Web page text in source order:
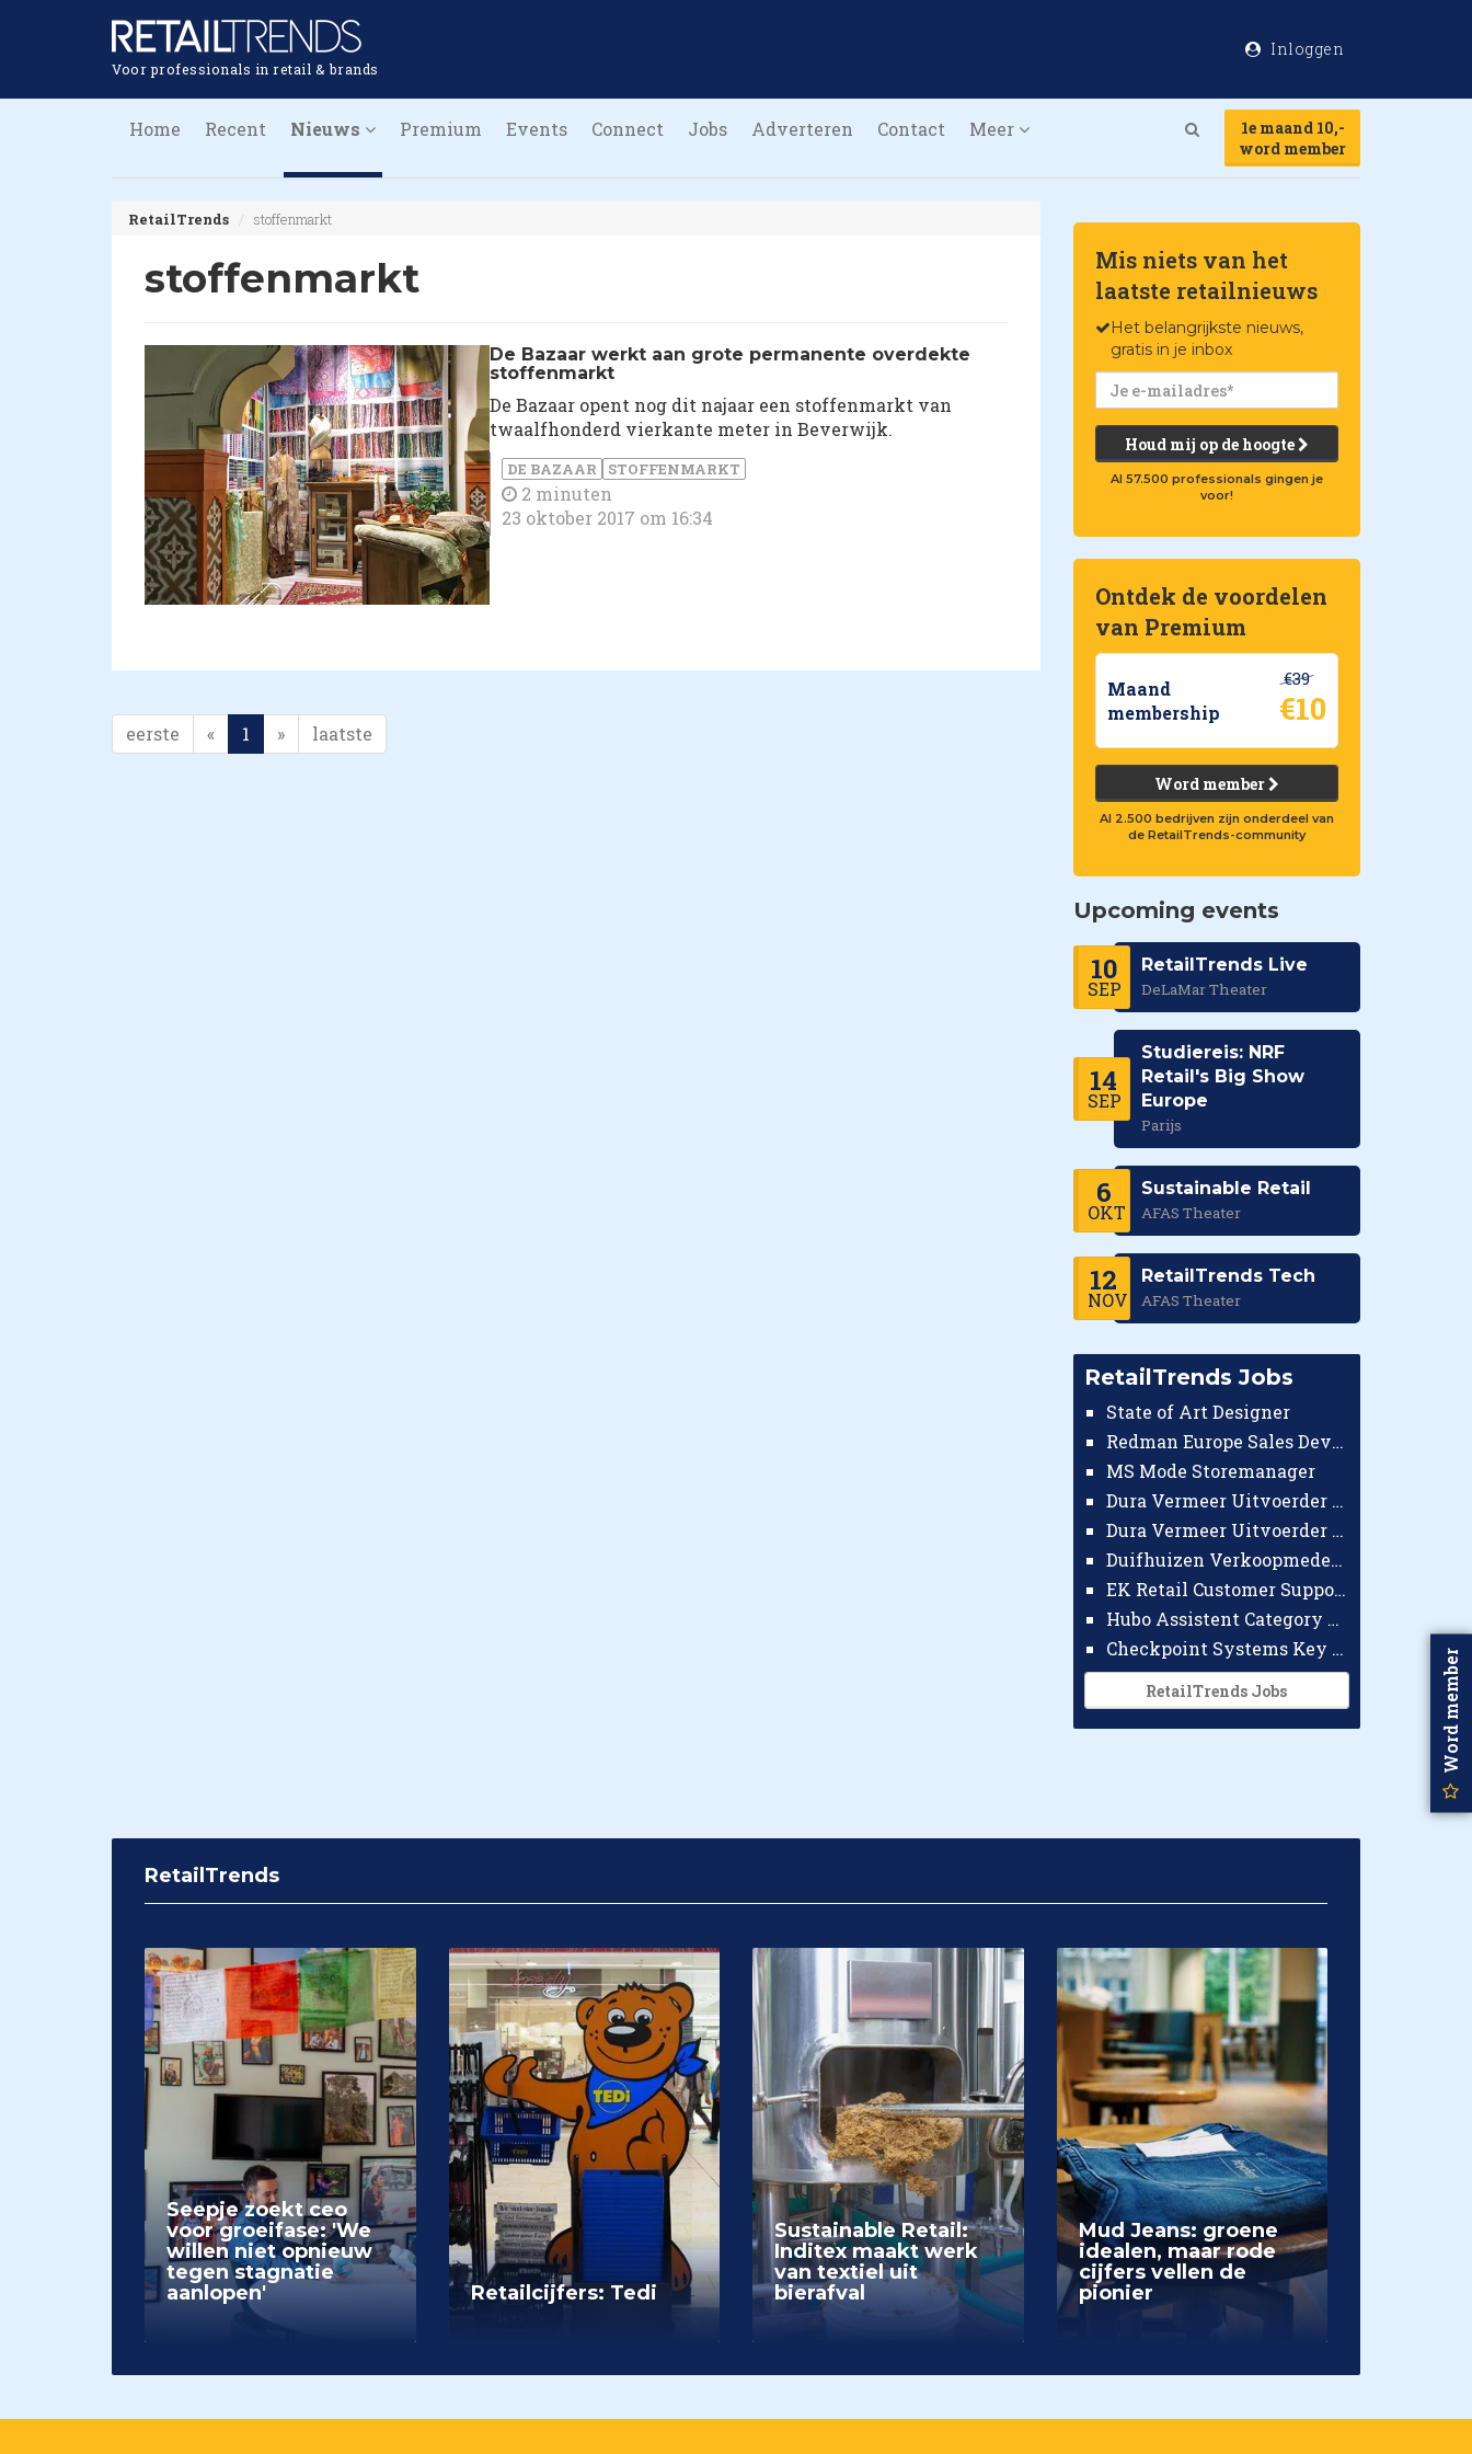
Voor professionals in retail & brands
Inloggen
Home Recent Nieuws Premium Events Connect Jobs Adverteren Contact Meer
1e maand 10,-
word member
RetailTrends stoffenmarkt
stoffenmarkt
De Bazaar werkt aan grote permanente overdekte
stoffenmarkt
De Bazaar opent nog dit najaar een stoffenmarkt van
twaalfhonderd vierkante meter in Beverwijk.
DE BAZAAR STOFFENMARKT
2 minuten
23 oktober 2017 om 16:34
eerste « 1 » laatste
Mis niets van het
laatste retailnieuws
Het belangrijkste nieuws,
gratis in je inbox
Houd mij op de hoogte
Al 57.500 professionals gingen je
voor!
Ontdek de voordelen
van Premium
Maand
membership
€39
€10
Word member
Al 2.500 bedrijven zijn onderdeel van
de RetailTrends-community
Upcoming events
10
SEP
RetailTrends Live
DeLaMar Theater
14
SEP
Studiereis: NRF
Retail's Big Show
Europe
Parijs
6
OKT
Sustainable Retail
AFAS Theater
12
NOV
RetailTrends Tech
AFAS Theater
RetailTrends Jobs
State of Art Designer
Redman Europe Sales Developer (Europe)
MS Mode Storemanager
Dura Vermeer Uitvoerder GWW Amsterdam
Dura Vermeer Uitvoerder Civiel Nijmegen
Duifhuizen Verkoopmedewerker Ridderkerk
EK Retail Customer Support Omnichannel
Hubo Assistent Category Manager
Checkpoint Systems Key Accountmanager Benelux
RetailTrends Jobs
RetailTrends
Seepje zoekt ceo
voor groeifase: 'We
willen niet opnieuw
tegen stagnatie
aanlopen'
Retailcijfers: Tedi
Sustainable Retail:
Inditex maakt werk
van textiel uit
bierafval
Mud Jeans: groene
idealen, maar rode
cijfers vellen de
pionier
Word member